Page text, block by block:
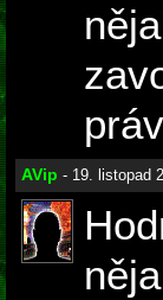
AVip - 19. listopad